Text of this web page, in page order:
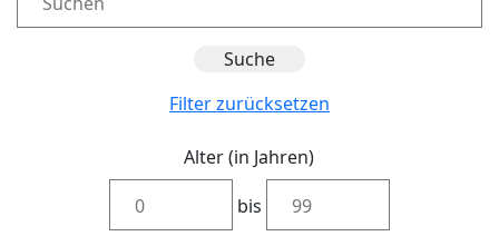
Filter zurücksetzen
Alter (in Jahren)
bis